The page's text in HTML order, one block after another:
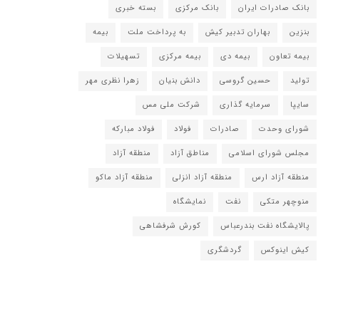
بانک صادرات ایران
بانک مرکزی
بسته خبری
بنزین
بهاران تدبیر کیش به پرداخت ملت
بیمه
بیمه تعاون
بیمه دی بیمه مرکزی
تسهیلات
تولید
حسین گروسی دانش بنیان
زهرا نظری مهر
سایپا
سرمایه گذاری
شرکت ملی مس
شورای وحدت
صادرات فولاد
فولاد مبارکه
مجلس شورای اسلامی
مناطق آزاد
منطقه آزاد
منطقه آزاد ارس
منطقه آزاد انزلی
منطقه آزاد ماکو
منوچهر متکی
نفت
نمایشگاه
پالایشگاه نفت بندرعباس
کورش شرفشاهی
کیش اینوکس
گردشگری